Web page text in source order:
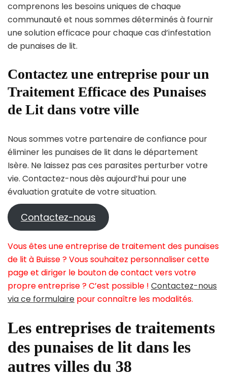
comprenons les besoins uniques de chaque
communauté et nous sommes déterminés à fournir
une solution efficace pour chaque cas d’infestation
de punaises de lit.
Contactez une entreprise pour un
Traitement Efficace des Punaises
de Lit dans votre ville
Nous sommes votre partenaire de confiance pour
éliminer les punaises de lit dans le département
Isère. Ne laissez pas ces parasites perturber votre
vie. Contactez-nous dès aujourd’hui pour une
évaluation gratuite de votre situation.
Contactez-nous
Vous êtes une entreprise de traitement des punaises
de lit à Buisse ? Vous souhaitez personnaliser cette
page et diriger le bouton de contact vers votre
propre entreprise ? C’est possible ! Contactez-nous
via ce formulaire pour connaître les modalités.
Les entreprises de traitements
des punaises de lit dans les
autres villes du 38